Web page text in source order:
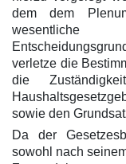
dem dem
verletze die
die
sowie den
Da der
sowohl nach